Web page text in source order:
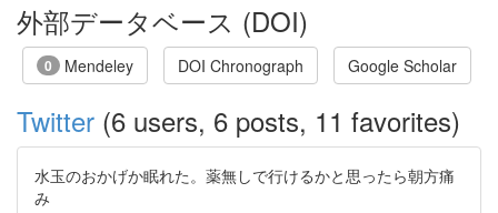
外部データベース (DOI)
0 Mendeley DOI Chronograph Google Scholar
Twitter (6 users, 6 posts, 11 favorites)
水玉のおかげか眠れた。薬無しで行けるかと思ったら朝方痛
み